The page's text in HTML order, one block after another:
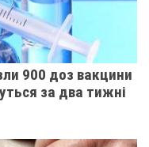
900 доз вакцини
за два тижні